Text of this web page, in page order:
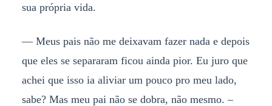
sua própria vida.
— Meus pais não me deixavam fazer nada e depois
que eles se separaram ficou ainda pior. Eu juro que
achei que isso ia aliviar um pouco pro meu lado,
sabe? Mas meu pai não se dobra, não mesmo. –